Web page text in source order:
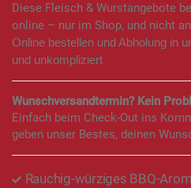
Diese Fleisch & Wurstangebote
online – nur im Shop, und nicht
Online bestellen und Abholung in
und unkompliziert
Wunschversandtermin? Kein
Einfach beim Check-Out ins
geben unser Bestes, deinen
Rauchig-würziges BBQ-